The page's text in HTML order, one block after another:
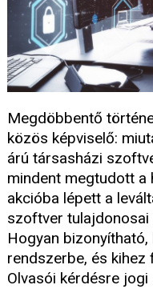
Megdöbbentő
közös képviselő:
árú társasházi
mindent megtudott a
akcióba lépett a
szoftver tulajdonosai
Hogyan bizonyítható,
rendszerbe, és
Olvasói kérdésre